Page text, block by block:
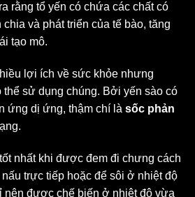
rằng tổ yến có chứa các chất có
và phát triển của tế bào, tăng
tạo mô.
lợi ích về sức khỏe nhưng
thể sử dụng chúng. Bởi yến sào có
ứng dị ứng, thậm chí là sốc phản
nhất khi được đem đi chưng cách
trực tiếp hoặc để sôi ở nhiệt độ
nên được chế biến ở nhiệt độ vừa